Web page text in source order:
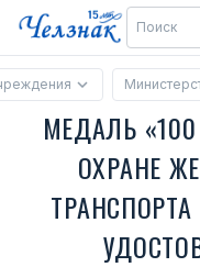
МЕДАЛЬ
ОХРАНЕ